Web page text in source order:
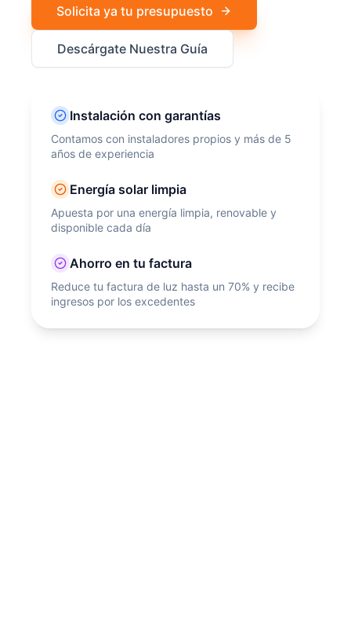
Solicita ya tu presupuesto
Descárgate Nuestra Guía
Instalación con garantías
Contamos con instaladores propios y más de 5
años de experiencia
Energía solar limpia
Apuesta por una energía limpia, renovable y
disponible cada día
Ahorro en tu factura
Reduce tu factura de luz hasta un 70% y recibe
ingresos por los excedentes